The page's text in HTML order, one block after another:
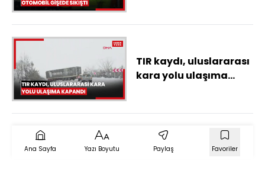
TIR kaydı, uluslararası
kara yolu ulaşıma
Ana Sayfa Yazı Boyutu Paylaş Favoriler